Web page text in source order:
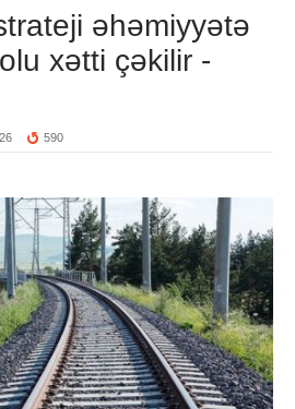
əhəmiyyətə
xətti çəkilir -
590